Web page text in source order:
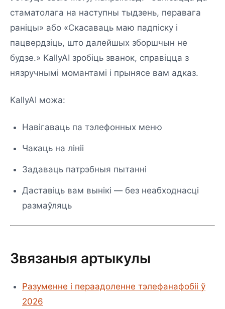
стаматолага на наступны тыдзень, перавага
раніцы» або «Скасаваць маю падпіску і
пацвердзіць, што далейшых зборшчын не
будзе.» KallyAI зробіць званок, справіцца з
нязручнымі момантамі і прынясе вам адказ.
KallyAI можа:
Навігаваць па тэлефонных меню
Чакаць на лініі
Задаваць патрэбныя пытанні
Даставіць вам вынікі — без неабходнасці
размаўляць
Звязаныя артыкулы
Разуменне і пераадоленне тэлефанафобіі ў
2026